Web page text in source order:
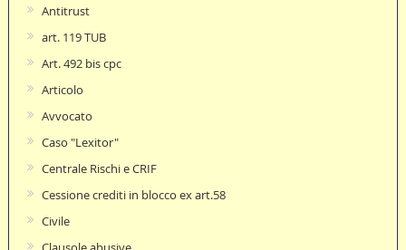
Antitrust
art. 119 TUB
Art. 492 bis cpc
Articolo
Avvocato
Caso "Lexitor"
Centrale Rischi e CRIF
Cessione crediti in blocco ex art.58
Civile